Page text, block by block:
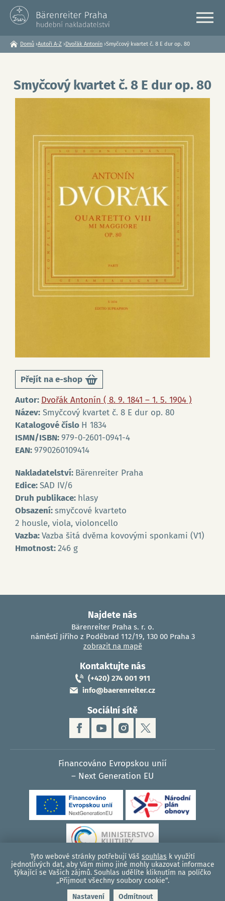
JsteDomů ›Autoři A-Z ›Dvořák Antonín ›Smyčcový kvartet č. 8 E dur op. 80
Smyčcový kvartet č. 8 E dur op. 80
Přejít na e-shop
Go
Autor: Dvořák Antonín ( 8. 9. 1841 – 1. 5. 1904 )
Název: Smyčcový kvartet č. 8 E dur op. 80
Katalogové číslo H 1834
ISMN/ISBN:979-0-2601-0941-4
EAN:9790260109414
Nakladatelství: Bärenreiter Praha
Edice:SAD IV/6
Druh publikace: hlasy
Obsazení:smyčcové kvarteto
2 housle, viola, violoncello
Vazba:Vazba šitá dvěma kovovými sponkami (V1)
Hmotnost:246 g
Najdete nás
Bärenreiter Praha s. r. o.
náměstí Jiřího z Poděbrad 112/19, 130 00 Praha 3
zobrazit na mapě
Kontaktujte nás
(+420) 274 001 911
info@baerenreiter.cz
Sociální sítě
Tyto webové stránky potřebují Váš souhlas k využití
jednotlivých dat, aby Vám mimo jiné mohly ukazovat informace
týkající se Vašich zájmů. Souhlas udělíte kliknutím na políčko
„Přijmout všechny soubory cookie“.
Nastavení
Odmítnout
Financováno Evropskou unií
– Next Generation EU
© 2026, Bärenreiter Praha - hudební nakladatelství
|Podmínky ochrany osobních údajů